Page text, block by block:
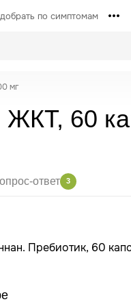
по симптомам
мг
60
ответ 3
Пребиотик, 60